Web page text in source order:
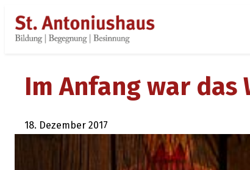
Zum
Inhalt
springen
Im Anfang war das
18. Dezember 2017